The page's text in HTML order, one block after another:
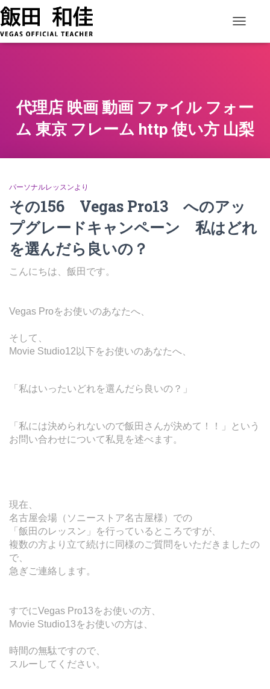
代理店 映画 動画 ファイル フォー
ム 東京 フレーム http 使い方 山梨
パーソナルレッスンより
その156 Vegas Pro13 へのアッ
プグレードキャンペーン 私はどれ
を選んだら良いの？
こんにちは、飯田です。
Vegas Proをお使いのあなたへ、
そして、
Movie Studio12以下をお使いのあなたへ、
「私はいったいどれを選んだら良いの？」
「私には決められないので飯田さんが決めて！！」という
お問い合わせについて私見を述べます。
現在、
名古屋会場（ソニーストア名古屋様）での
「飯田のレッスン」を行っているところですが、
複数の方より立て続けに同様のご質問をいただきましたの
で、
急ぎご連絡します。
すでにVegas Pro13をお使いの方、
Movie Studio13をお使いの方は、
時間の無駄ですので、
スルーしてください。